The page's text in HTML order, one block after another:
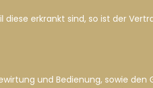
erkrankt sind, so ist der
und Bedienung, sowie den